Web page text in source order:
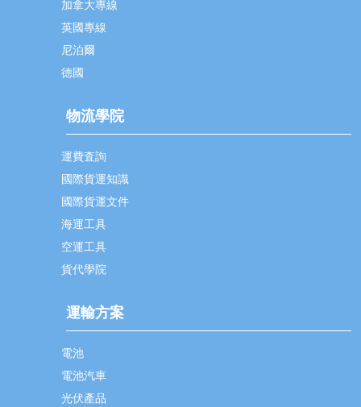
加拿大專線
英國專線
尼泊爾
德國
物流學院
運費査詢
國際貨運知識
國際貨運文件
海運工具
空運工具
貨代學院
運輸方案
電池
電池汽車
光伏產品